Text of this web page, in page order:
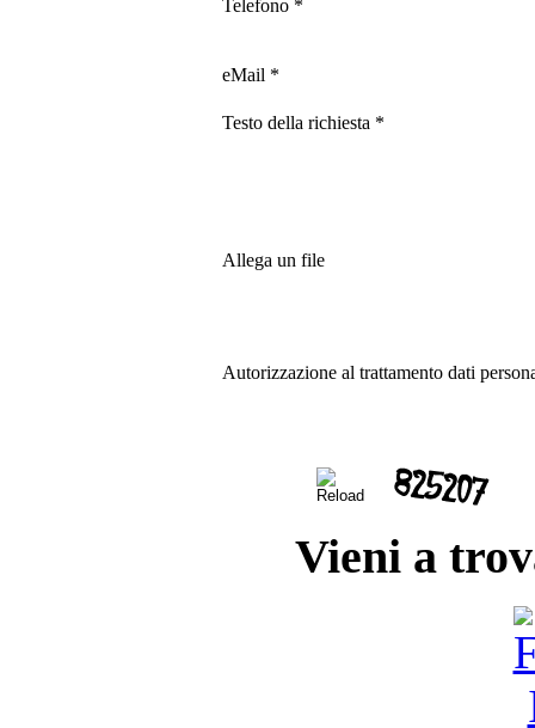
Telefono *
eMail *
Testo della richiesta *
Allega un file
Autorizzazione al trattamento dati
Vieni a